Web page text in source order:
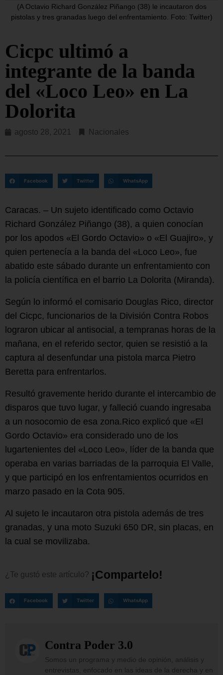
(A Octavio Richard González Piñango (38) le incautaron dos
pistolas y tres granadas luego del enfrentamiento. Foto: Twitter)
Cicpc ultimó a
integrante de la banda
del «Loco Leo» en La
Dolorita
agosto 28, 2021 Nacionales
Facebook Twitter WhatsApp
Caracas. – Un sujeto identificado como Octavio
Richard González Piñango (38), a quien conocían
por los apodos «El Gordo Octavio» o «El Guajiro», y
quien pertenecía a la banda del «Loco Leo», fue
abatido este sábado durante un enfrentamiento con
la policía científica en el barrio La Dolorita (Miranda).
Según lo informó el comisario Douglas Rico, director
del Cicpc, funcionarios de la División Contra Robos
lograron ubicar al antisocial, a tempranas horas de la
mañana, en el referido sector, quien se resistió a la
captura al desenfundar una pistola marca Pietro
Beretta para enfrentarlos.
Resultó gravemente herido durante el intercambio de
disparos que tuvo lugar, y falleció cuando ingresaba
a un nosocomio de esa zona.Rico explicó que «El
Gordo Octavio» era considerado uno de los
lugartenientes del «Loco Leo», líder de la banda que
operaba en varias barriadas de la parroquia El Valle,
y que participó en los enfrentamientos ocurridos en
marzo pasado en la Cota 905.
Al sujeto le incautaron otra pistola además de tres
granadas, y una moto Suzuki 650 DR, sin placas, en
la cual se movilizaba.
¿Te gustó este artículo? ¡Comparte o!
Facebook Twitter WhatsApp
Contra Poder 3.0
Somos un programa y medio de opinión, análisis y
entrevistas, enfocado en las ideas de la derecha y en